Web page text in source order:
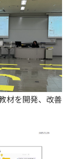
材を開発、改善